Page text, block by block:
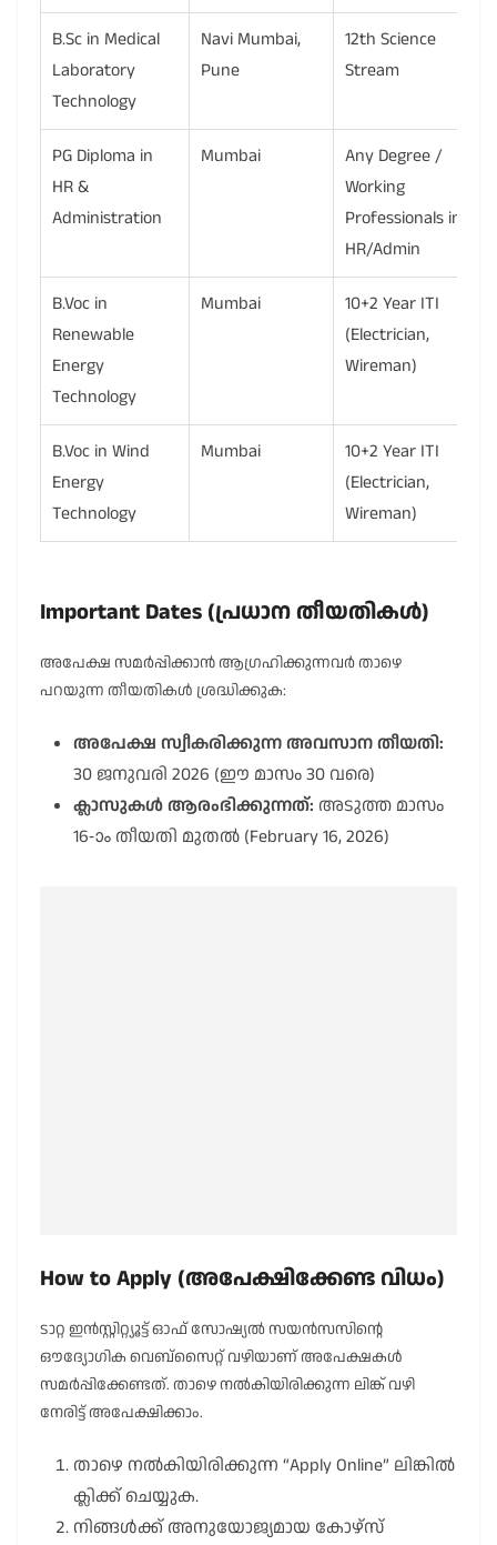
B.Sc in Medical
Laboratory
Technology
Navi Mumbai,
Pune
12th Science
Stream
PG Diploma in
HR &
Administration
Mumbai
Any Degree /
Working
Professionals in
HR/Admin
B.Voc in
Renewable
Energy
Technology
Mumbai
10+2 Year ITI
(Electrician,
Wireman)
B.Voc in Wind
Energy
Technology
Mumbai
10+2 Year ITI
(Electrician,
Wireman)
Important Dates (പ്രധാന തീയതികൾ)
അപേക്ഷ സമർപ്പിക്കാൻ ആഗ്രഹിക്കുന്നവർ താഴെ
പറയുന്ന തീയതികൾ ശ്രദ്ധിക്കുക:
അപേക്ഷ സ്വീകരിക്കുന്ന അവസാന തീയതി:
30 ജനുവരി 2026 (ഈ മാസം 30 വരെ)
ക്ലാസുകൾ ആരംഭിക്കുന്നത്: അടുത്ത മാസം
16-ാം തീയതി മുതൽ (February 16, 2026)
How to Apply (അപേക്ഷിക്കേണ്ട വിധം)
ടാറ്റ ഇൻസ്റ്റിറ്റ്യൂട്ട് ഓഫ് സോഷ്യൽ സയൻസസിന്റെ
ഔദ്യോഗിക വെബ്സൈറ്റ് വഴിയാണ് അപേക്ഷകൾ
സമർപ്പിക്കേണ്ടത്. താഴെ നൽകിയിരിക്കുന്ന ലിങ്ക് വഴി
നേരിട്ട് അപേക്ഷിക്കാം.
താഴെ നൽകിയിരിക്കുന്ന “Apply Online” ലിങ്കിൽ
ക്ലിക്ക് ചെയ്യുക.
നിങ്ങൾക്ക് അനുയോജ്യമായ കോഴ്സ്